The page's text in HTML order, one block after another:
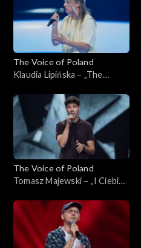
ciemno, 4 października 2025
The Voice of Poland
Klaudia Lipińska – „The
Poland”, Przesłuchania w
ciemno, 4 października 2025
The Voice of Poland
Tomasz Majewski – „I Ciebie
Poland”, Przesłuchania w
ciemno, 4 października 2025